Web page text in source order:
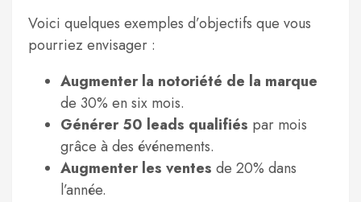
Voici quelques exemples d’objectifs que vous
pourriez envisager :
Augmenter la notoriété de la marque
de 30% en six mois.
Générer 50 leads qualifiés par mois
grâce à des événements.
Augmenter les ventes de 20% dans
l’année.